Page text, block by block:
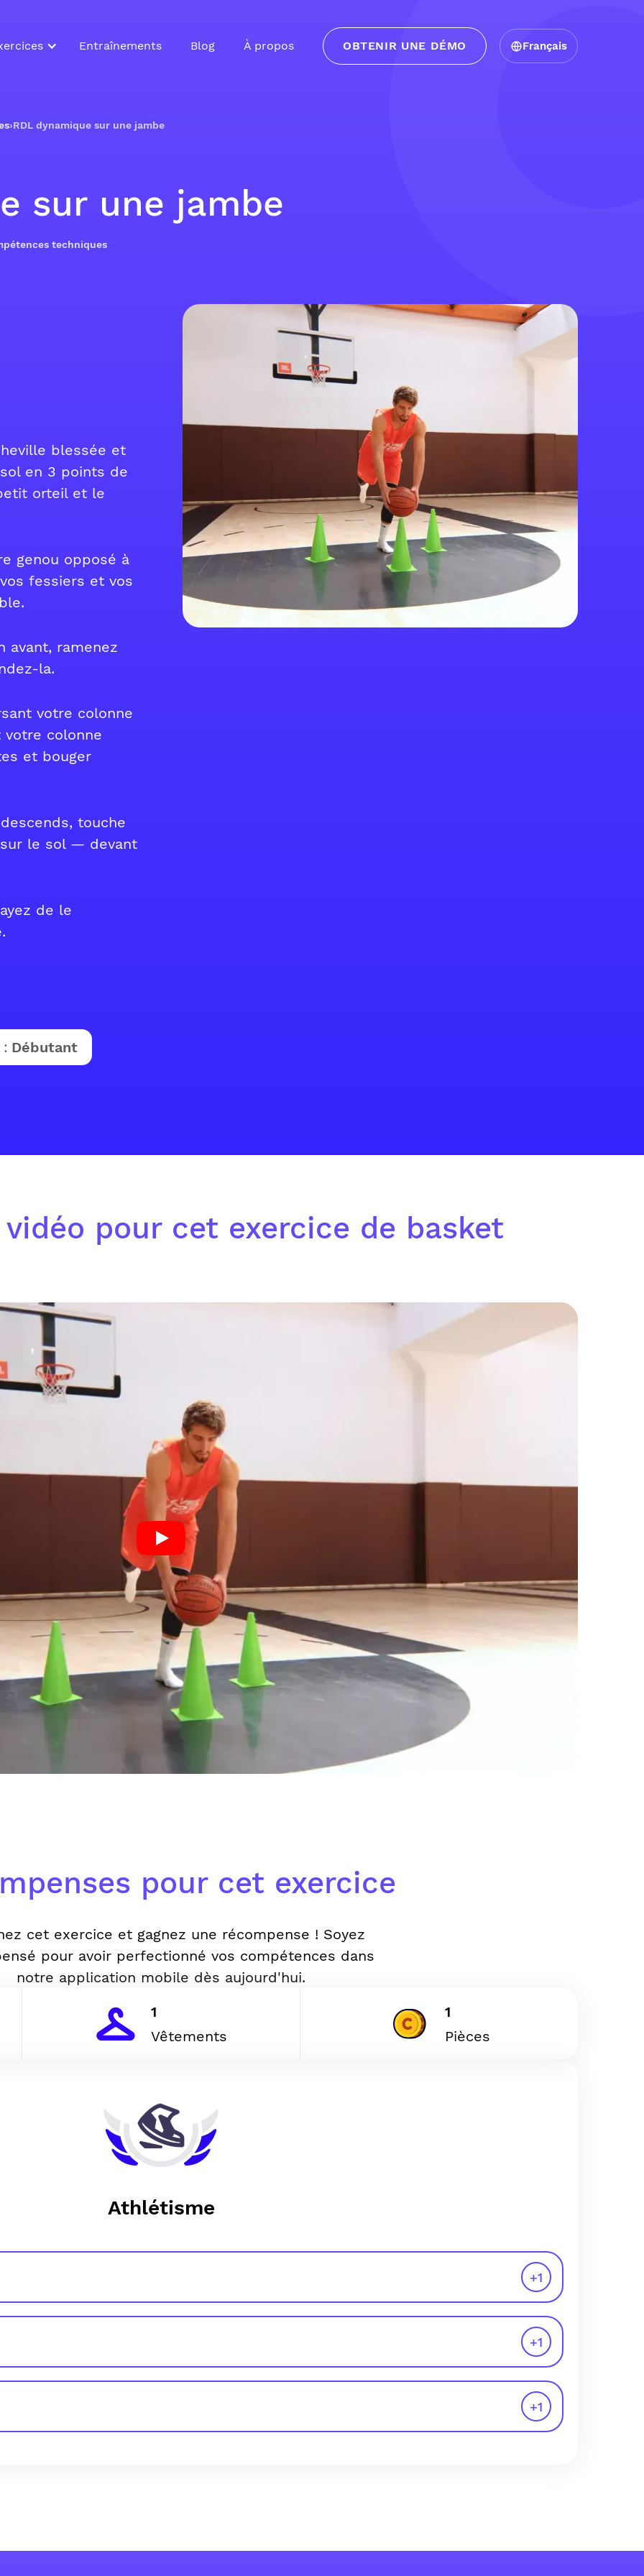
Entraînements Blog À propos OBTENIR UNE DÉMO Français
›RDL dynamique sur une jambe
sur une jambe
techniques
blessée et
en 3 points de
orteil et le
genou opposé à
fessiers et vos
avant, ramenez
la.
votre colonne
colonne
et bouger
touche
le sol — devant
de le
Débutant
pour cet exercice de basket
pour cet exercice
cet exercice et gagnez une récompense ! Soyez
pour avoir perfectionné vos compétences dans
notre application mobile dès aujourd'hui.
1
Vêtements
1
Pièces
Athlétisme
+1
+1
+1